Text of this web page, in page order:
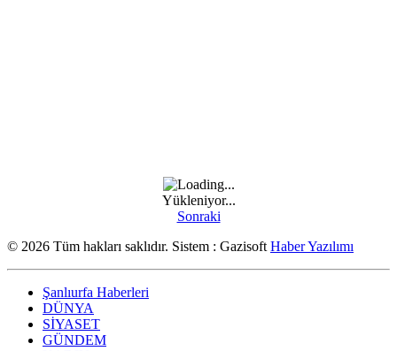
Yükleniyor...
Sonraki
© 2026 Tüm hakları saklıdır. Sistem : Gazisoft Haber Yazılımı
Şanlıurfa Haberleri
DÜNYA
SİYASET
GÜNDEM